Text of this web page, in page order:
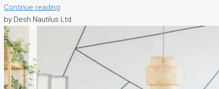
Continue reading
by Desh Nautilus Ltd